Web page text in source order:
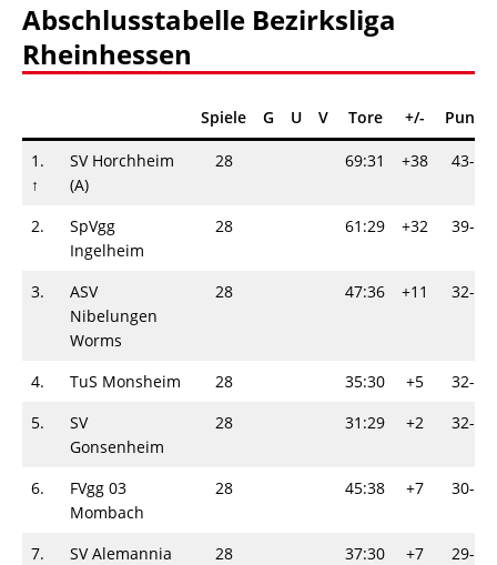
Abschlusstabelle Bezirksliga
Rheinhessen
Spiele G U V Tore +/-
1.
↑
SV Horchheim
(A)
28 69:31 +38 43-13
2.
SpVgg
Ingelheim
28 61:29 +32 39-17
3.
ASV
Nibelungen
Worms
28 47:36 +11 32-24
4. TuS Monsheim 28 35:30 +5
32-24
5.
SV
Gonsenheim
28 31:29 +2 32-24
6.
FVgg 03
Mombach
28 45:38 +7 30-26
7.
SV Alemannia
28 37:30 +7 29-27